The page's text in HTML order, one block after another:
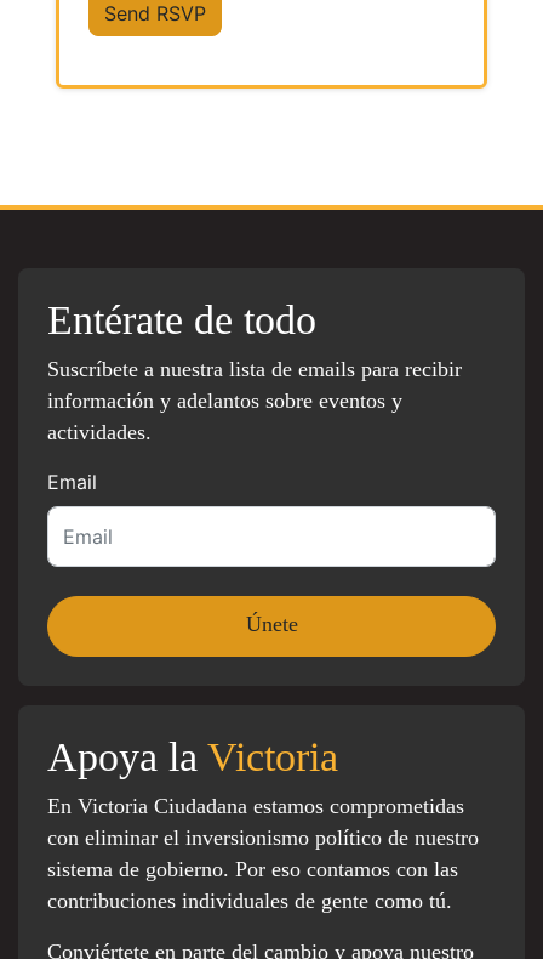
Entérate de todo
Suscríbete a nuestra lista de emails para recibir
información y adelantos sobre eventos y
actividades.
Email
Apoya la Victoria
En Victoria Ciudadana estamos comprometidas
con eliminar el inversionismo político de nuestro
sistema de gobierno. Por eso contamos con las
contribuciones individuales de gente como tú.
Conviértete en parte del cambio y apoya nuestro